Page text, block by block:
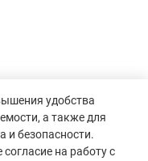
удобства
а также для
и безопасности.
на работу с